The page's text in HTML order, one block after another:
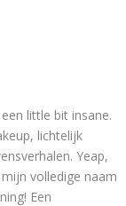
little bit insane.
lichtelijk
Yeap,
volledige naam
Een